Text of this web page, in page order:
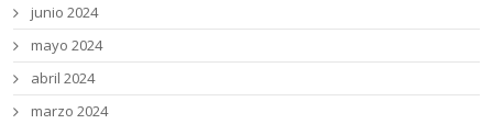
junio 2024
mayo 2024
abril 2024
marzo 2024